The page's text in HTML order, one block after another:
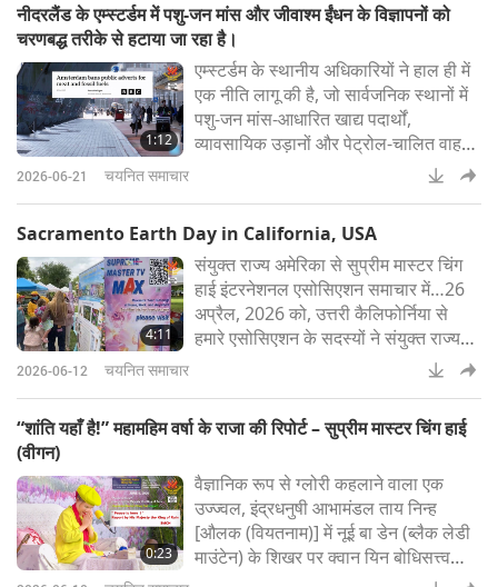
सर्वशक्तिशाली का संदेश: “शांति यहाँ है।” –
सुप्रीम मास्टर चिंग हाई (वीगन) तुएन क्वांग
[औलक (वियतनाम)] के न
नीदरलैंड के एम्स्टर्डम में पशु-जन मांस और जीवाश्म ईंधन के विज्ञापनों को
चरणबद्ध तरीके से हटाया जा रहा है।
1:12
एम्स्टर्डम के स्थानीय अधिकारियों ने हाल ही में
एक नीति लागू की है, जो सार्वजनिक स्थानों में
पशु-जन मांस-आधारित खाद्य पदार्थों,
व्यावसायिक उड़ानों और पेट्रोल-चालित वाहनों
को बढ़ावा देने वाले विज्ञापनों पर प्रतिबंध
लगाती है। यह कदम शहर के जलवायु एजेंडा के
तटस्थता हासिल करना और निवासियों को पशु-
जन मांस की खपत आधी करने में मदद करना
है। अन्य सरकारें भी समान कदम
2026-06-21 चयनित समाचार
Sacramento Earth Day in California, USA
4:11
संयुक्त राज्य अमेरिका से सुप्रीम मास्टर चिंग
हाई इंटरनेशनल एसोसिएशन समाचार में…26
अप्रैल, 2026 को, उत्तरी कैलिफोर्निया से
हमारे एसोसिएशन के सदस्यों ने संयुक्त राज्य
अमेरिका के कैलिफोर्निया में साउथसाइड पार्क में
आयोजित सैक्रामेंटो पृथ्वी दिवस में भाग लिया।
अधिक प्रदर्शक शामिल हुए, जिन्होंने पर्यावरण
हमारे एसोसिए
2026-06-12 चयनित समाचार
“शांति यहाँ है!” महामहिम वर्षा के राजा की रिपोर्ट – सुप्रीम मास्टर चिंग हाई
(वीगन)
0:23
वैज्ञानिक रूप से ग्लोरी कहलाने वाला एक
उज्ज्वल, इंद्रधनुषी आभामंडल ताय निन्ह
[औलक (वियतनाम)] में नूई बा डेन (ब्लैक लेडी
माउंटेन) के शिखर पर क्वान यिन बोधिसत्त्व
(वीगन) की 72 मीटर ऊँची कांस्य प्रतिमा को